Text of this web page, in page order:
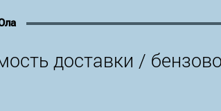
доставки /